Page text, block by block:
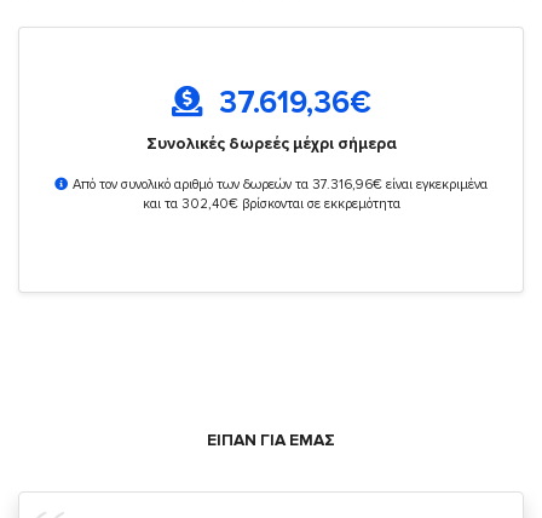
37.619,36€
Συνολικές δωρεές μέχρι σήμερα
Από τον συνολικό αριθμό των δωρεών τα 37.316,96€ είναι εγκεκριμένα
και τα 302,40€ βρίσκονται σε εκκρεμότητα
ΕΙΠΑΝ ΓΙΑ ΕΜΑΣ